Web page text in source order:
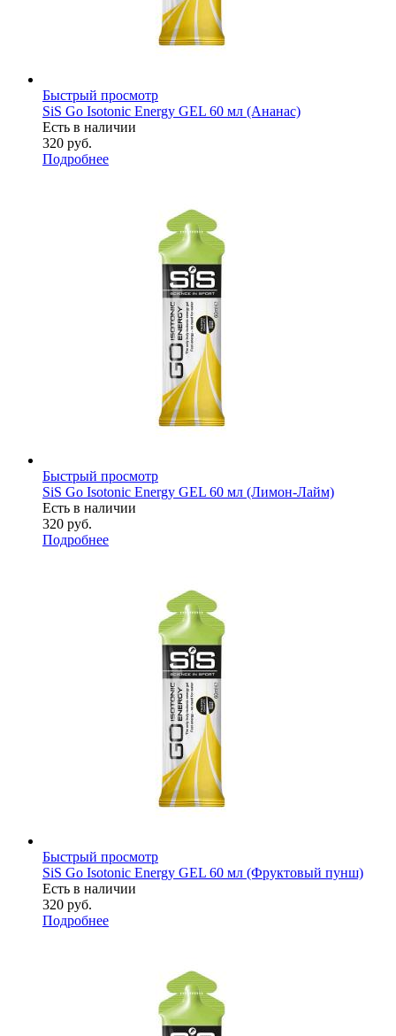
Быстрый просмотр
SiS Go Isotonic Energy GEL 60 мл (Ананас)
Есть в наличии
320 руб.
Подробнее
Быстрый просмотр
SiS Go Isotonic Energy GEL 60 мл (Лимон-Лайм)
Есть в наличии
320 руб.
Подробнее
Быстрый просмотр
SiS Go Isotonic Energy GEL 60 мл (Фруктовый пунш)
Есть в наличии
320 руб.
Подробнее